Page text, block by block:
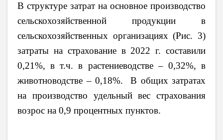
В структуре затрат на основное производство
сельскохозяйственной продукции в
сельскохозяйственных организациях (Рис. 3)
затраты на страхование в 2022 г. составили
0,21%, в т.ч. в растениеводстве – 0,32%, в
животноводстве – 0,18%. В общих затратах
на производство удельный вес страхования
возрос на 0,9 процентных пунктов.